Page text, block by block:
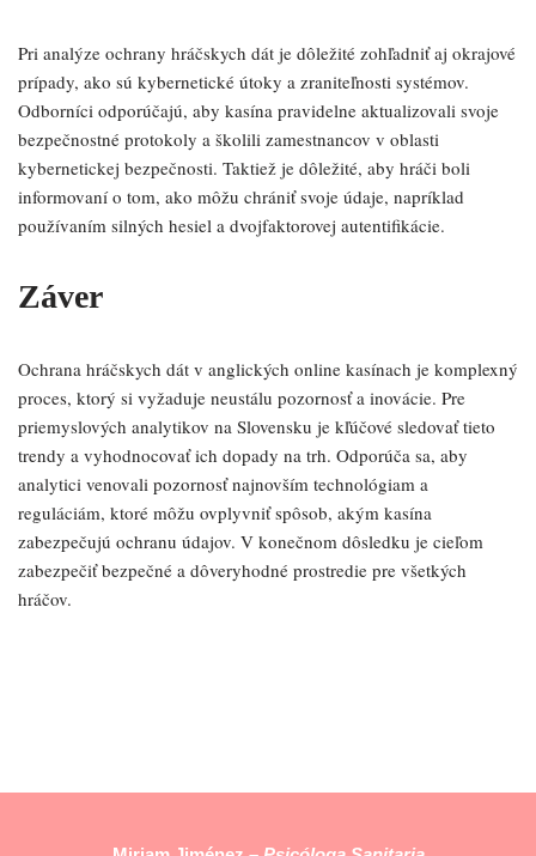
Pri analýze ochrany hráčskych dát je dôležité zohľadniť aj okrajové
prípady, ako sú kybernetické útoky a zraniteľnosti systémov.
Odborníci odporúčajú, aby kasína pravidelne aktualizovali svoje
bezpečnostné protokoly a školili zamestnancov v oblasti
kybernetickej bezpečnosti. Taktiež je dôležité, aby hráči boli
informovaní o tom, ako môžu chrániť svoje údaje, napríklad
používaním silných hesiel a dvojfaktorovej autentifikácie.
Záver
Ochrana hráčskych dát v anglických online kasínach je komplexný
proces, ktorý si vyžaduje neustálu pozornosť a inovácie. Pre
priemyslových analytikov na Slovensku je kľúčové sledovať tieto
trendy a vyhodnocovať ich dopady na trh. Odporúča sa, aby
analytici venovali pozornosť najnovším technológiam a
reguláciám, ktoré môžu ovplyvniť spôsob, akým kasína
zabezpečujú ochranu údajov. V konečnom dôsledku je cieľom
zabezpečiť bezpečné a dôveryhodné prostredie pre všetkých
hráčov.